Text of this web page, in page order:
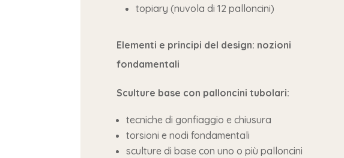
topiary (nuvola di 12 palloncini)
Elementi e principi del design: nozioni
fondamentali
Sculture base con palloncini tubolari:
tecniche di gonfiaggio e chiusura
torsioni e nodi fondamentali
sculture di base con uno o più palloncini